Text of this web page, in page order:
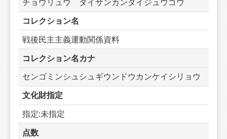
コレクション名
戦後民主主義運動関係資料
コレクション名カナ
センゴミンシュシュギウンドウカンケイシリョウ
文化財指定
指定:未指定
点数